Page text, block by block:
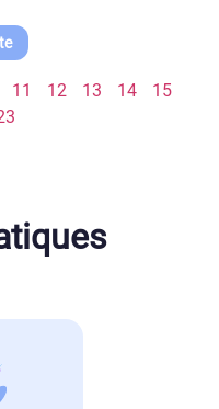
11 12 13 14
15